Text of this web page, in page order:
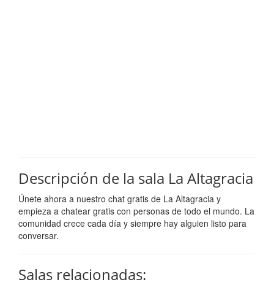
Descripción de la sala La Altagracia
Únete ahora a nuestro chat gratis de La Altagracia y
empieza a chatear gratis con personas de todo el mundo. La
comunidad crece cada día y siempre hay alguien listo para
conversar.
Salas relacionadas: